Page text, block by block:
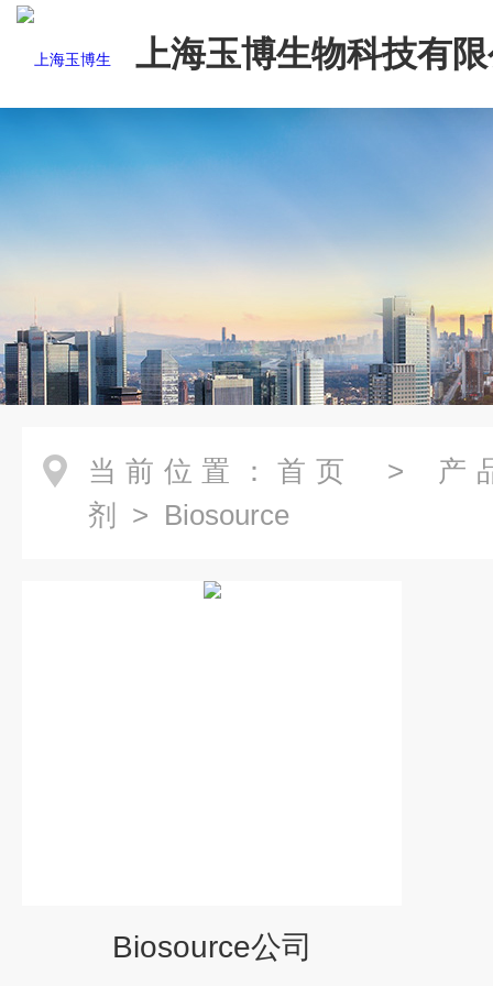
上海玉博生物科技有
当前位置： 首页 > 产
剂
> Biosource
Biosource公司